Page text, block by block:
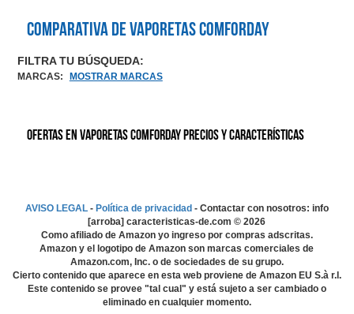
Comparativa de Vaporetas Comforday
FILTRA TU BÚSQUEDA:
MARCAS: MOSTRAR MARCAS
Ofertas en Vaporetas Comforday precios y características
AVISO LEGAL- Política de privacidad - Contactar con nosotros: info
[arroba] caracteristicas-de.com ©2026
Como afiliado de Amazon yo ingreso por compras adscritas.
Amazon y el logotipo de Amazon son marcas comerciales de
Amazon.com, Inc. o de sociedades de su grupo.
Cierto contenido que aparece en esta web proviene de Amazon EU S.à r.l.
Este contenido se provee "tal cual" y está sujeto a ser cambiado o
eliminado en cualquier momento.